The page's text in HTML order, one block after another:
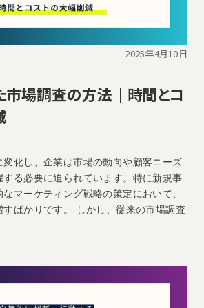
2025年4月10日
市場調査の方法｜時間とコ
化し、企業は市場の動向や顧客ニーズ
る必要に迫られています。特に新規事
マーケティング戦略の策定において、
ばかりです。 しかし、従来の市場調査